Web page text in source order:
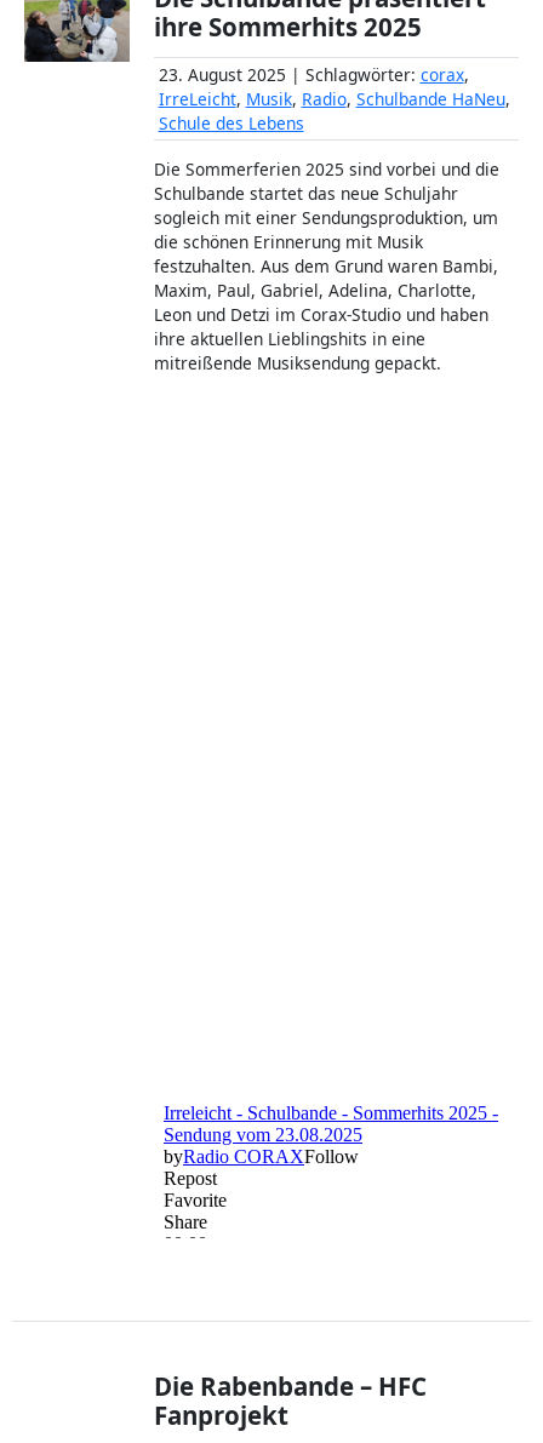
Die Sommerferien 2025 sind vorbei und die
Schulbande startet das neue Schuljahr
sogleich mit einer Sendungsproduktion, um
die schönen Erinnerung mit Musik
festzuhalten. Aus dem Grund waren Bambi,
Maxim, Paul, Gabriel, Adelina, Charlotte,
Leon und Detzi im Corax-Studio und haben
ihre aktuellen Lieblingshits in eine
mitreißende Musiksendung gepackt.
Die Rabenbande – HFC